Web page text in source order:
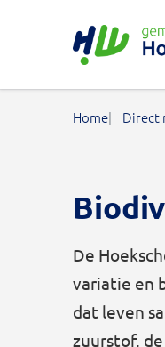
Home Direct
De
variatie en
dat leven
zuurstof,